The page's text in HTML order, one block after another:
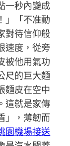
一秒內變成
」「不准動
對待信仰般
速度，從旁
被他用氣功
尺的巨大麵
麵皮在空中
這就是家傳
」，薄韌而
園機場接送